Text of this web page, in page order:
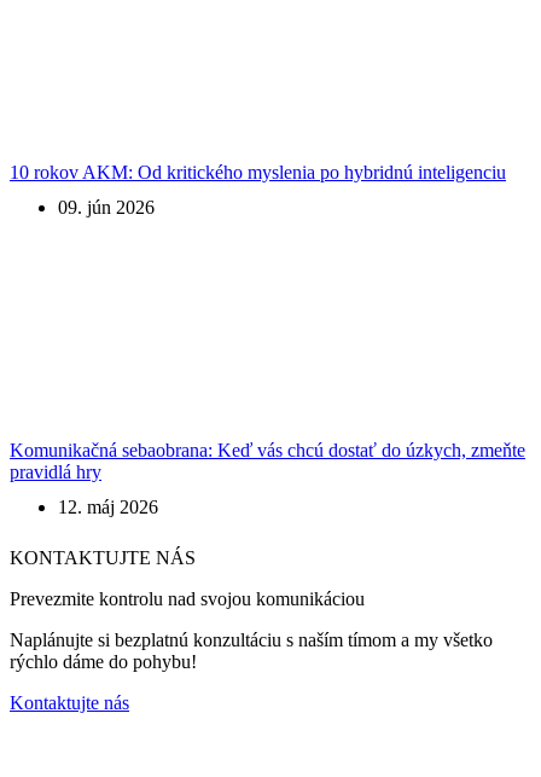
10 rokov AKM: Od kritického myslenia po hybridnú inteligenciu
09. jún 2026
Komunikačná sebaobrana: Keď vás chcú dostať do úzkych, zmeňte
pravidlá hry
12. máj 2026
KONTAKTUJTE NÁS
Prevezmite kontrolu nad svojou komunikáciou
Naplánujte si bezplatnú konzultáciu s naším tímom a my všetko
rýchlo dáme do pohybu!
Kontaktujte nás